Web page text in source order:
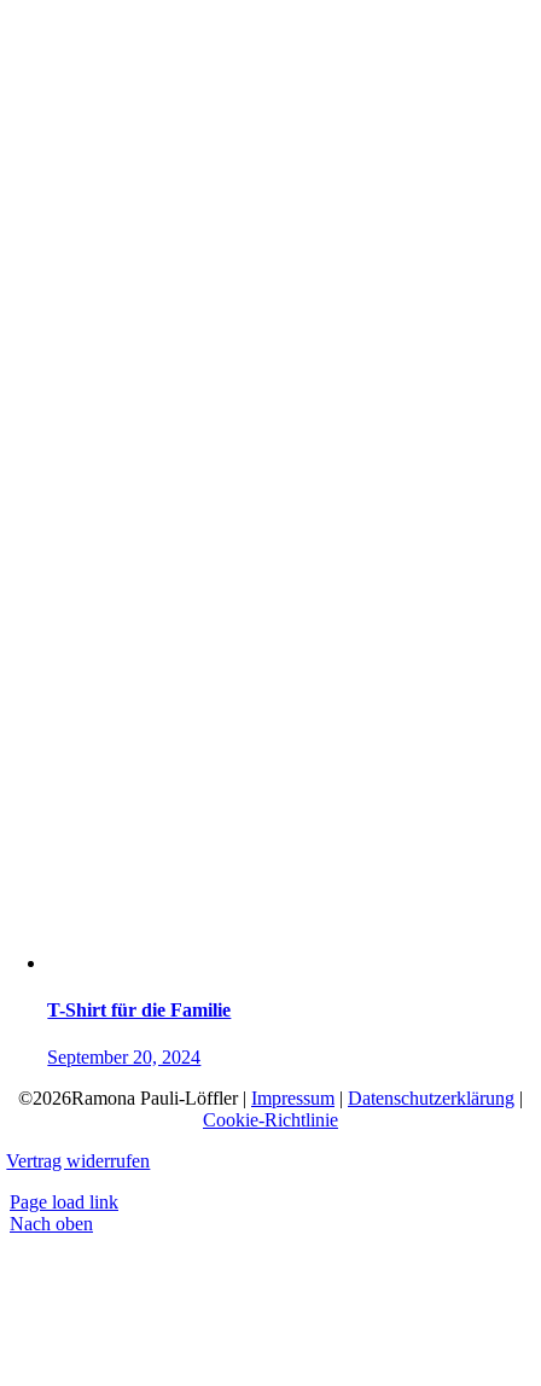
T-Shirt für die Familie
September 20, 2024
©2026Ramona Pauli-Löffler | Impressum | Datenschutzerklärung |
Cookie-Richtlinie
Vertrag widerrufen
Page load link
Nach oben